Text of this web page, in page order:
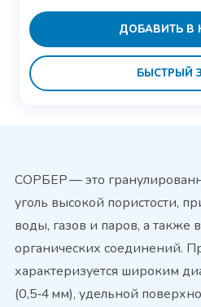
ДОБАВИТЬ В
БЫСТРЫЙ
СОРБЕР — это
уголь высокой пористости,
воды, газов и паров, а также
органических соединений.
характеризуется широким
(0,5‑4 мм), удельной